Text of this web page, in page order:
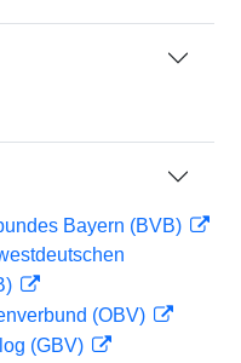
Bayern (BVB)
(OBV)
(GBV)